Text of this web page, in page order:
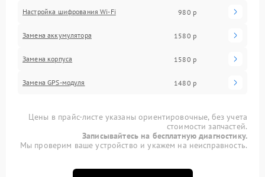
Настройка шифрования Wi-Fi 980 р
Замена аккумулятора 1580 р
Замена корпуса 1580 р
Замена GPS-модуля 1480 р
Цены в прайс-листе указаны ориентировочные, без учета
стоимости запчастей.
Записывайтесь на бесплатную диагностику.
Мы проверим ваше устройство и укажем на неисправность.